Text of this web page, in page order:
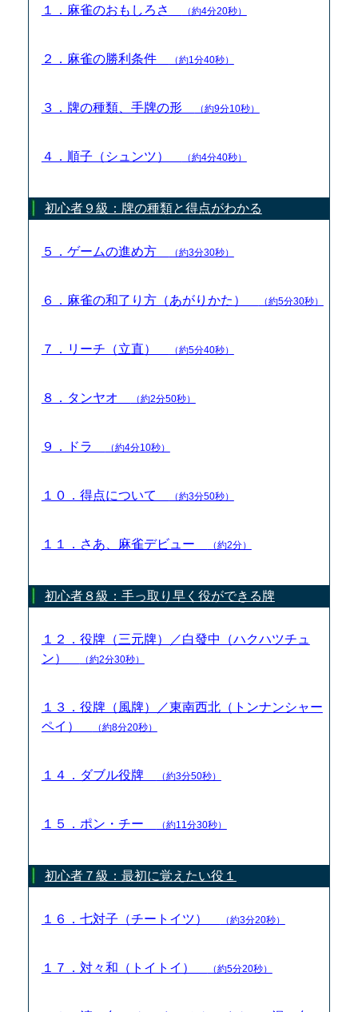
１．麻雀のおもしろさ （約4分20秒）
２．麻雀の勝利条件 （約1分40秒）
３．牌の種類、手牌の形 （約9分10秒）
４．順子（シュンツ） （約4分40秒）
初心者９級：牌の種類と得点がわかる
５．ゲームの進め方 （約3分30秒）
６．麻雀の和了り方（あがりかた） （約5分30秒）
７．リーチ（立直） （約5分40秒）
８．タンヤオ （約2分50秒）
９．ドラ （約4分10秒）
１０．得点について （約3分50秒）
１１．さあ、麻雀デビュー （約2分）
初心者８級：手っ取り早く役ができる牌
１２．役牌（三元牌）／白發中（ハクハツチュ
ン）
（約2分30秒）
１３．役牌（風牌）／東南西北（トンナンシャー
ペイ）
（約8分20秒）
１４．ダブル役牌 （約3分50秒）
１５．ポン・チー （約11分30秒）
初心者７級：最初に覚えたい役１
１６．七対子（チートイツ） （約3分20秒）
１７．対々和（トイトイ） （約5分20秒）